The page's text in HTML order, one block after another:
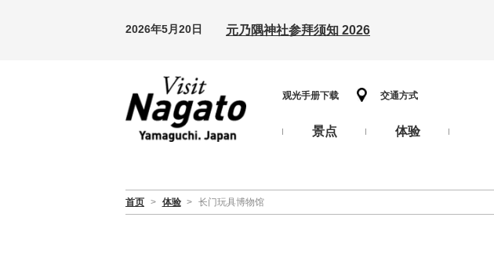
2026年5月20日 元乃隅神社参拜须知 2026
观光手册下载 交通方式
景点 体验
首页 > 体验 > 长门玩具博物馆